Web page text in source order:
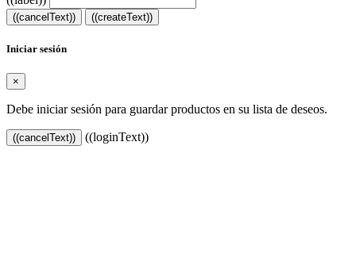
((cancelText)) ((createText))
Iniciar sesión
×
Debe iniciar sesión para guardar productos en su lista de deseos.
((cancelText)) ((loginText))